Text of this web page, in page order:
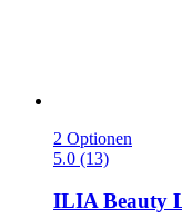
2 Optionen
5.0 (13)
ILIA Beauty